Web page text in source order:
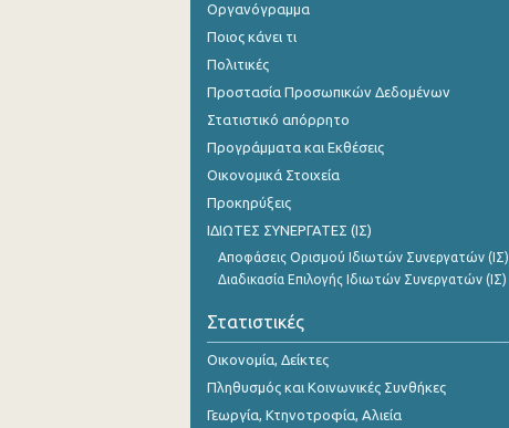
Οργανόγραμμα
Ποιος κάνει τι
Πολιτικές
Προστασία Προσωπικών Δεδομένων
Στατιστικό απόρρητο
Προγράμματα και Εκθέσεις
Οικονομικά Στοιχεία
Προκηρύξεις
ΙΔΙΩΤΕΣ ΣΥΝΕΡΓΑΤΕΣ (ΙΣ)
Αποφάσεις Ορισμού Ιδιωτών Συνεργατών (ΙΣ)
Διαδικασία Επιλογής Ιδιωτών Συνεργατών (ΙΣ)
Στατιστικές
Οικονομία, Δείκτες
Πληθυσμός και Κοινωνικές Συνθήκες
Γεωργία, Κτηνοτροφία, Αλιεία